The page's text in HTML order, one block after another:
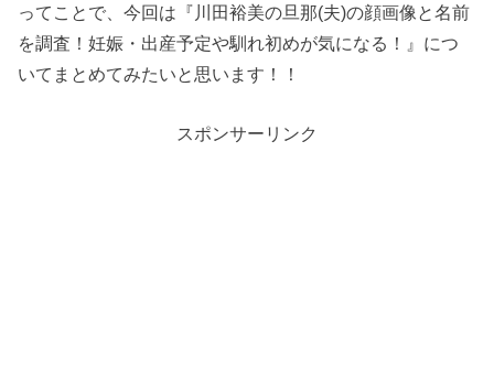
ってことで、今回は『川田裕美の旦那(夫)の顔画像と名前
を調査！妊娠・出産予定や馴れ初めが気になる！』につ
いてまとめてみたいと思います！！
スポンサーリンク